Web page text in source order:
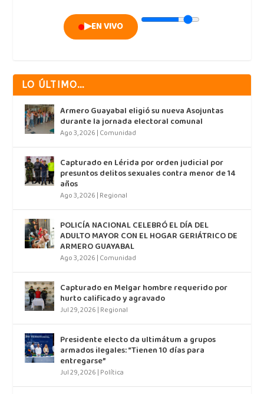
▶EN VIVO
LO ÚLTIMO…
Armero Guayabal eligió su nueva Asojuntas
durante la jornada electoral comunal
Ago 3, 2026 | Comunidad
Capturado en Lérida por orden judicial por
presuntos delitos sexuales contra menor de 14
años
Ago 3, 2026 | Regional
POLICÍA NACIONAL CELEBRÓ EL DÍA DEL
ADULTO MAYOR CON EL HOGAR GERIÁTRICO DE
ARMERO GUAYABAL
Ago 3, 2026 | Comunidad
Capturado en Melgar hombre requerido por
hurto calificado y agravado
Jul 29, 2026 | Regional
Presidente electo da ultimátum a grupos
armados ilegales: “Tienen 10 días para
entregarse”
Jul 29, 2026 | Política